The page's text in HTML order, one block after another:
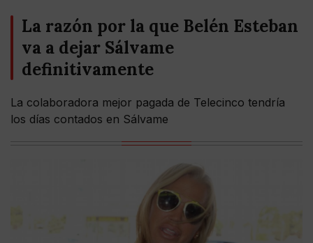
La razón por la que Belén Esteban
va a dejar Sálvame
definitivamente
La colaboradora mejor pagada de Telecinco tendría
los días contados en Sálvame